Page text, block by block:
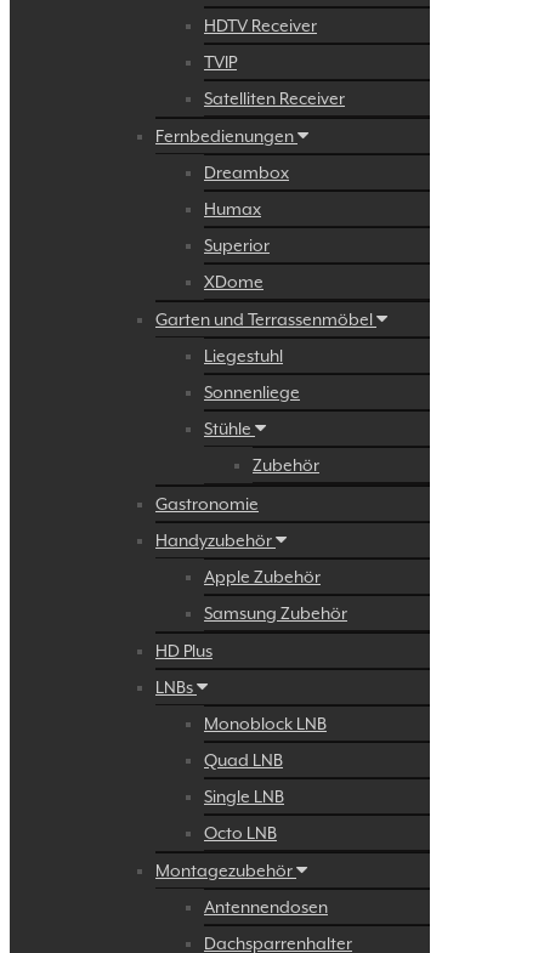
HDTV Receiver
TVIP
Satelliten Receiver
Fernbedienungen
Dreambox
Humax
Superior
XDome
Garten und Terrassenmöbel
Liegestuhl
Sonnenliege
Stühle
Zubehör
Gastronomie
Handyzubehör
Apple Zubehör
Samsung Zubehör
HD Plus
LNBs
Monoblock LNB
Quad LNB
Single LNB
Octo LNB
Montagezubehör
Antennendosen
Dachsparrenhalter